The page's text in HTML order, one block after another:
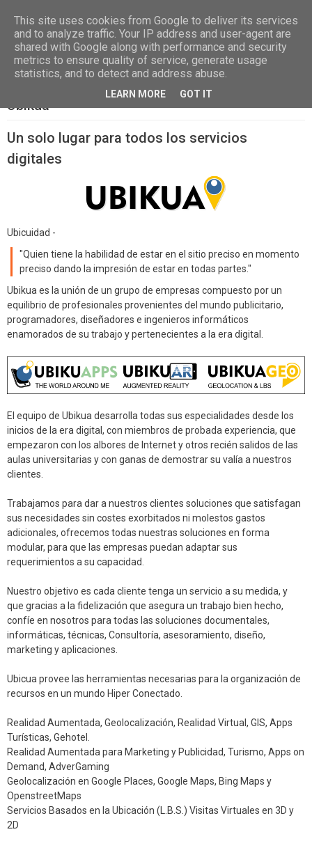
Las, Calle las Jarcias, 4, 38670 CDTCA, Tenerife +34.615.684.195
Ubikua
Un solo lugar para todos los servicios
digitales
Ubicuidad -
"Quien tiene la habilidad de estar en el sitio preciso en momento
preciso dando la impresión de estar en todas partes."
Ubikua es la unión de un grupo de empresas compuesto por un
equilibrio de profesionales provenientes del mundo publicitario,
programadores, diseñadores e ingenieros informáticos
enamorados de su trabajo y pertenecientes a la era digital.
El equipo de Ubikua desarrolla todas sus especialidades desde los
inicios de la era digital, con miembros de probada experiencia, que
empezaron con los albores de Internet y otros recién salidos de las
aulas universitarias y con ganas de demostrar su valía a nuestros
clientes.
Trabajamos para dar a nuestros clientes soluciones que satisfagan
sus necesidades sin costes exorbitados ni molestos gastos
adicionales, ofrecemos todas nuestras soluciones en forma
modular, para que las empresas puedan adaptar sus
requerimientos a su capacidad.
Nuestro objetivo es cada cliente tenga un servicio a su medida, y
que gracias a la fidelización que asegura un trabajo bien hecho,
confíe en nosotros para todas las soluciones documentales,
informáticas, técnicas, Consultoría, asesoramiento, diseño,
marketing y aplicaciones.
Ubicua provee las herramientas necesarias para la organización de
recursos en un mundo Hiper Conectado.
Realidad Aumentada, Geolocalización, Realidad Virtual, GIS, Apps
Turísticas, Gehotel.
Realidad Aumentada para Marketing y Publicidad, Turismo, Apps on
Demand, AdverGaming
Geolocalización en Google Places, Google Maps, Bing Maps y
OpenstreetMaps
Servicios Basados en la Ubicación (L.B.S.) Visitas Virtuales en 3D y
2D
This site uses cookies from Google to deliver its services
and to analyze traffic. Your IP address and user-agent are
shared with Google along with performance and security
metrics to ensure quality of service, generate usage
statistics, and to detect and address abuse.
LEARN MORE GOT IT